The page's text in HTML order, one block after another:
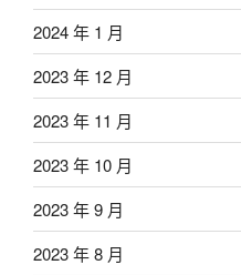
2024 年 1 月
2023 年 12 月
2023 年 11 月
2023 年 10 月
2023 年 9 月
2023 年 8 月